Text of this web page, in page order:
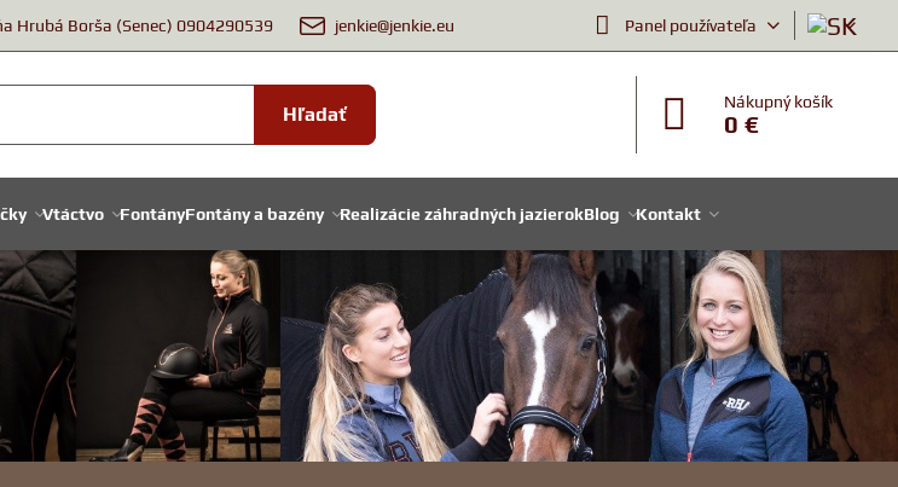
Hrubá Borša (Senec) 0904290539 jenkie@jenkie.eu Panel používateľa
Hľadať
Nákupný košík
0 €
Vtáctvo FontányFontány a bazény Realizácie záhradných jazierokBlog Kontakt